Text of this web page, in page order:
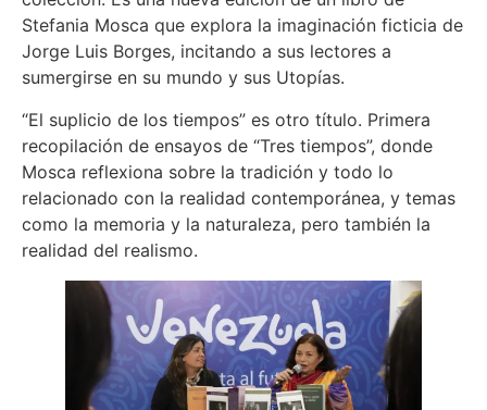
Stefania Mosca que explora la imaginación ficticia de
Jorge Luis Borges, incitando a sus lectores a
sumergirse en su mundo y sus Utopías.
“El suplicio de los tiempos” es otro título. Primera
recopilación de ensayos de “Tres tiempos”, donde
Mosca reflexiona sobre la tradición y todo lo
relacionado con la realidad contemporánea, y temas
como la memoria y la naturaleza, pero también la
realidad del realismo.